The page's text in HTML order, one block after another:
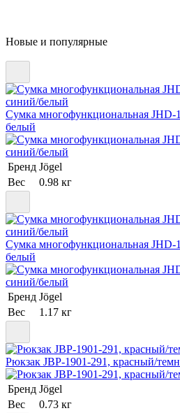
Новые и популярные
Сумка многофункциональная JHD-
белый
Бренд Jögel
Вес
0.98 кг
Сумка многофункциональная JHD-
белый
Бренд Jögel
Вес
1.17 кг
Рюкзак JBP-1901-291, красный/
Бренд Jögel
Вес
0.73 кг